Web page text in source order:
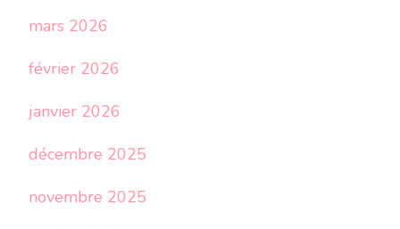
mars 2026
février 2026
janvier 2026
décembre 2025
novembre 2025